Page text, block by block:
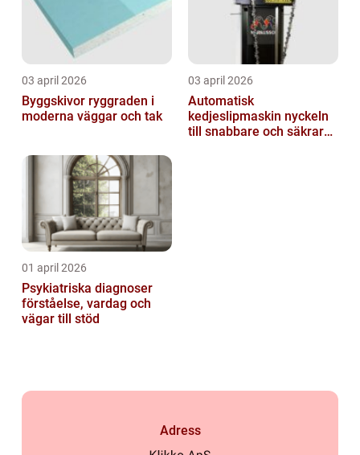
03 april 2026
Byggskivor ryggraden i
moderna väggar och tak
03 april 2026
Automatisk
kedjeslipmaskin nyckeln
till snabbare och säkrare
01 april 2026
Psykiatriska diagnoser
förståelse, vardag och
vägar till stöd
Adress